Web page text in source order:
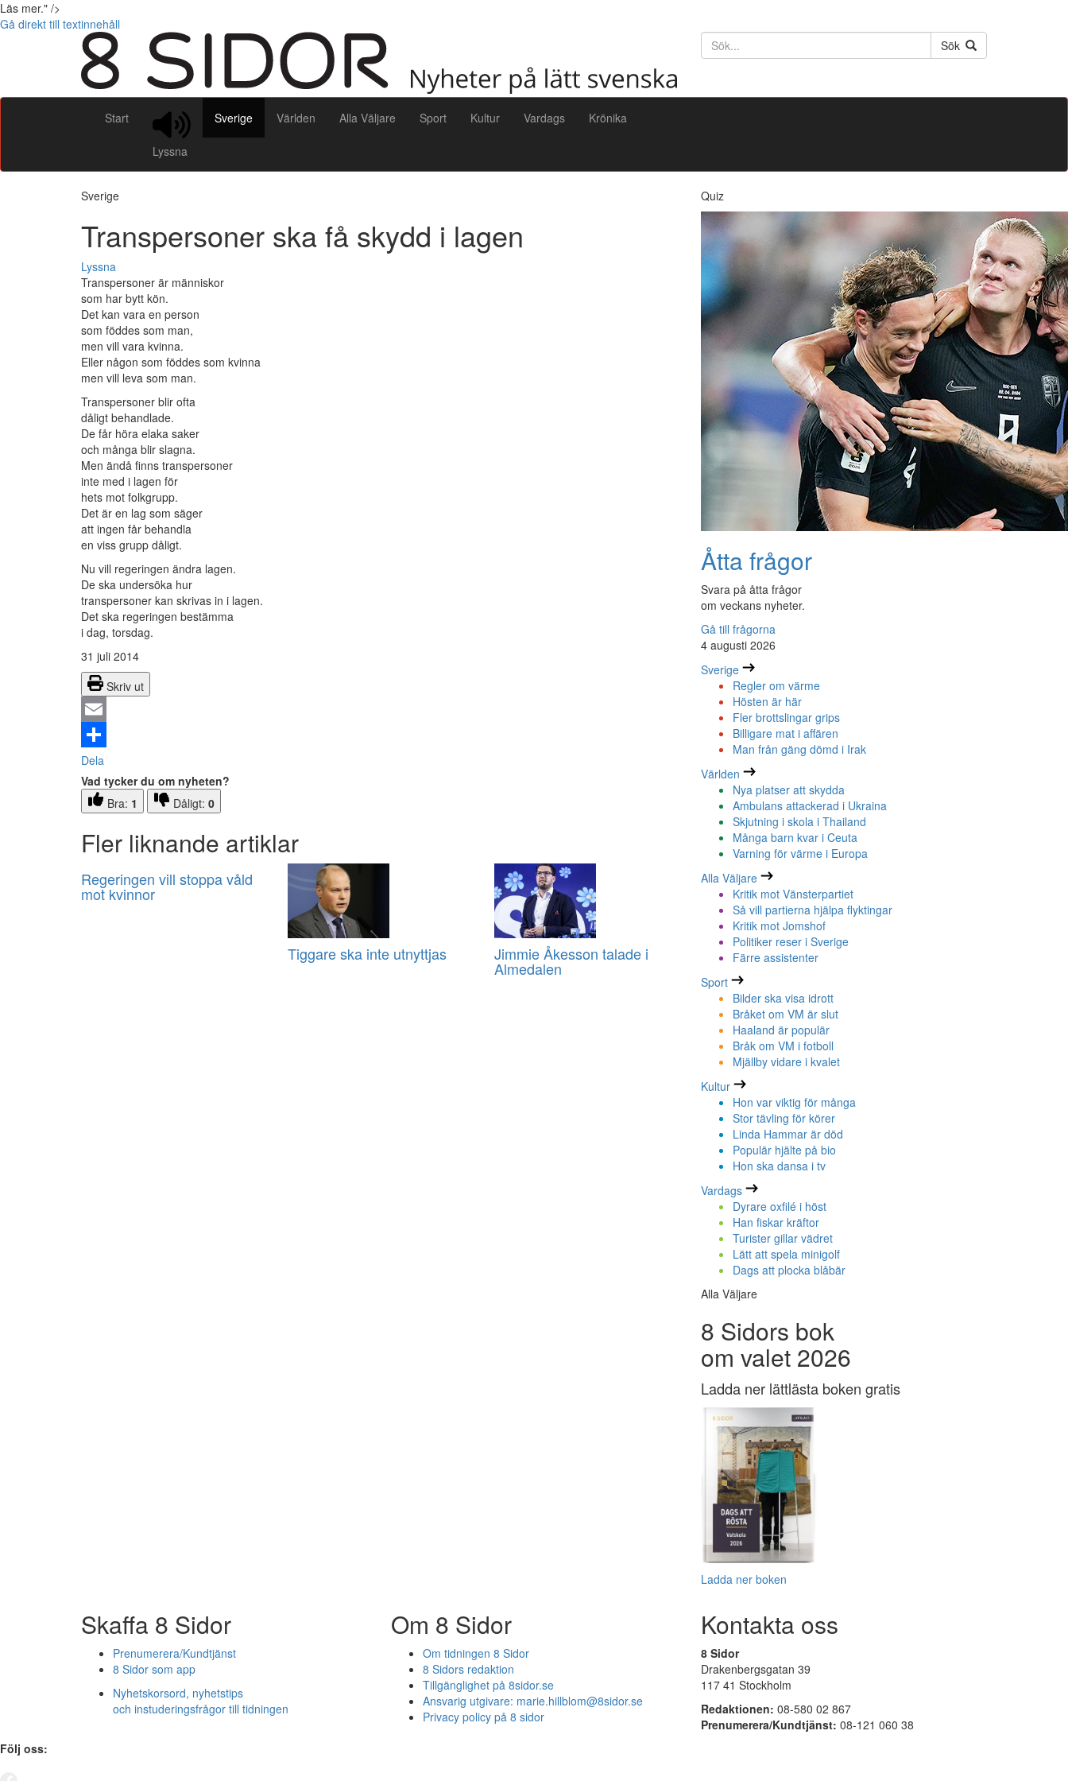
Läs mer." />
Gå direkt till textinnehåll
Söktext
Sök
Start
Lyssna
Sverige Världen Alla Väljare Sport Kultur Vardags Krönika
Sverige
Transpersoner ska få skydd i lagen
Lyssna
Transpersoner är människor
som har bytt kön.
Det kan vara en person
som föddes som man,
men vill vara kvinna.
Eller någon som föddes som kvinna
men vill leva som man.
Transpersoner blir ofta
dåligt behandlade.
De får höra elaka saker
och många blir slagna.
Men ändå finns transpersoner
inte med i lagen för
hets mot folkgrupp.
Det är en lag som säger
att ingen får behandla
en viss grupp dåligt.
Nu vill regeringen ändra lagen.
De ska undersöka hur
transpersoner kan skrivas in i lagen.
Det ska regeringen bestämma
i dag, torsdag.
31 juli 2014
Skriv ut
Email
Dela
Vad tycker du om nyheten?
Bra: 1 Dåligt: 0
Fler liknande artiklar
Regeringen vill stoppa våld
mot kvinnor
Tiggare ska inte utnyttjas Jimmie Åkesson talade i
Almedalen
Quiz
Åtta frågor
Svara på åtta frågor
om veckans nyheter.
Gå till frågorna
4 augusti 2026
Sverige
Regler om värme
Hösten är här
Fler brottslingar grips
Billigare mat i affären
Man från gäng dömd i Irak
Världen
Nya platser att skydda
Ambulans attackerad i Ukraina
Skjutning i skola i Thailand
Många barn kvar i Ceuta
Varning för värme i Europa
Alla Väljare
Kritik mot Vänsterpartiet
Så vill partierna hjälpa flyktingar
Kritik mot Jomshof
Politiker reser i Sverige
Färre assistenter
Sport
Bilder ska visa idrott
Bråket om VM är slut
Haaland är populär
Bråk om VM i fotboll
Mjällby vidare i kvalet
Kultur
Hon var viktig för många
Stor tävling för körer
Linda Hammar är död
Populär hjälte på bio
Hon ska dansa i tv
Vardags
Dyrare oxfilé i höst
Han fiskar kräftor
Turister gillar vädret
Lätt att spela minigolf
Dags att plocka blåbär
Alla Väljare
8 Sidors bok
om valet 2026
Ladda ner lättlästa boken gratis
Ladda ner boken
Skaffa 8 Sidor
Prenumerera/Kundtjänst
8 Sidor som app
Nyhetskorsord, nyhetstips
och instuderingsfrågor till tidningen
Om 8 Sidor
Om tidningen 8 Sidor
8 Sidors redaktion
Tillgänglighet på 8sidor.se
Ansvarig utgivare: marie.hillblom@8sidor.se
Privacy policy på 8 sidor
Kontakta oss
8 Sidor
Drakenbergsgatan 39
117 41 Stockholm
Redaktionen: 08-580 02 867
Prenumerera/Kundtjänst: 08-121 060 38
Följ oss: